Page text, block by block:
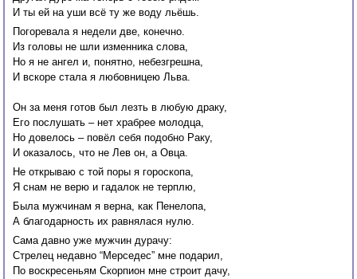
И ты ей на уши всё ту же воду льёшь.
Погоревала я недели две, конечно.
Из головы не шли изменника слова,
Но я не ангел и, понятно, небезгрешна,
И вскоре стала я любовницею Льва.
Он за меня готов был лезть в любую драку,
Его послушать – нет храбрее молодца,
Но довелось – повёл себя подобно Раку,
И оказалось, что не Лев он, а Овца.
Не открываю с той поры я гороскопа,
Я снам не верю и гадалок не терплю,
Была мужчинам я верна, как Пенелопа,
А благодарность их равнялася нулю.
Сама давно уже мужчин дурачу:
Стрелец недавно “Мерседес” мне подарил,
По воскресеньям Скорпион мне строит дачу,